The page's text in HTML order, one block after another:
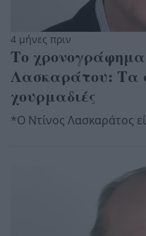
4 μήνες πριν
Το
Λασκαράτου: Τα
χουρμαδιές
*Ο Ντίνος Λασκαράτος